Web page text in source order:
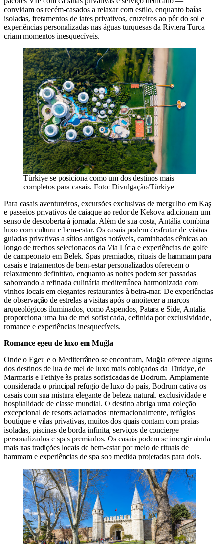
convidam os recém-casados a relaxar com estilo, enquanto baías
isoladas, fretamentos de iates privativos, cruzeiros ao pôr do sol e
experiências personalizadas nas águas turquesas da Riviera Turca
criam momentos inesquecíveis.
Türkiye se posiciona como um dos destinos mais
completos para casais. Foto: Divulgação/Türkiye
Para casais aventureiros, excursões exclusivas de mergulho em Kaş
e passeios privativos de caiaque ao redor de Kekova adicionam um
senso de descoberta à jornada. Além de sua costa, Antália combina
luxo com cultura e bem-estar. Os casais podem desfrutar de visitas
guiadas privativas a sítios antigos notáveis, caminhadas cênicas ao
longo de trechos selecionados da Via Lícia e experiências de golfe
de campeonato em Belek. Spas premiados, rituais de hammam para
casais e tratamentos de bem-estar personalizados oferecem o
relaxamento definitivo, enquanto as noites podem ser passadas
saboreando a refinada culinária mediterrânea harmonizada com
vinhos locais em elegantes restaurantes à beira-mar. De experiências
de observação de estrelas a visitas após o anoitecer a marcos
arqueológicos iluminados, como Aspendos, Patara e Side, Antália
proporciona uma lua de mel sofisticada, definida por exclusividade,
romance e experiências inesquecíveis.
Romance egeu de luxo em Muğla
Onde o Egeu e o Mediterrâneo se encontram, Muğla oferece alguns
dos destinos de lua de mel de luxo mais cobiçados da Türkiye, de
Marmaris e Fethiye às praias sofisticadas de Bodrum. Amplamente
considerada o principal refúgio de luxo do país, Bodrum cativa os
casais com sua mistura elegante de beleza natural, exclusividade e
hospitalidade de classe mundial. O destino abriga uma coleção
excepcional de resorts aclamados internacionalmente, refúgios
boutique e vilas privativas, muitos dos quais contam com praias
isoladas, piscinas de borda infinita, serviços de concierge
personalizados e spas premiados. Os casais podem se imergir ainda
mais nas tradições locais de bem-estar por meio de rituais de
hammam e experiências de spa sob medida projetadas para dois.